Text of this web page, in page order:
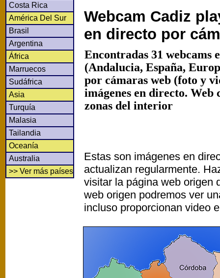
Costa Rica
América Del Sur
Brasil
Argentina
África
Marruecos
Sudáfrica
Asia
Turquía
Malasia
Tailandia
Oceanía
Australia
>> Ver más países
Webcam Cadiz
en directo por
Encontradas 31 webcams
(Andalucia, España,
por cámaras web (foto y
imágenes en directo. Web
zonas del interior
Estas son imágenes en
actualizan regularmente.
visitar la página web origen
web origen podremos ver
incluso proporcionan video